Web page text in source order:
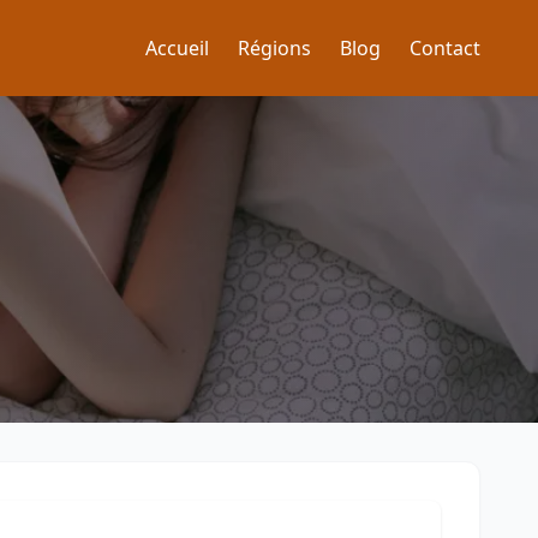
Accueil Régions Blog Contact